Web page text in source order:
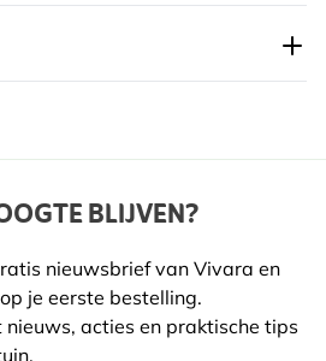
BLIJVEN?
nieuwsbrief van Vivara en
je eerste bestelling.
acties en praktische tips